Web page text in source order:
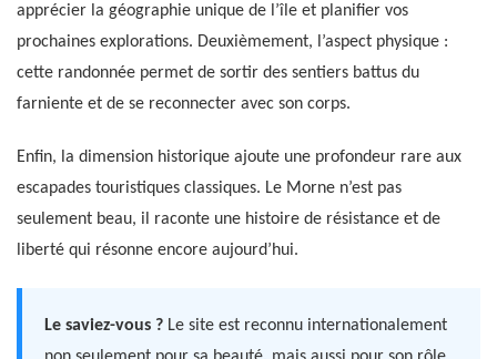
apprécier la géographie unique de l’île et planifier vos
prochaines explorations. Deuxièmement, l’aspect physique :
cette randonnée permet de sortir des sentiers battus du
farniente et de se reconnecter avec son corps.
Enfin, la dimension historique ajoute une profondeur rare aux
escapades touristiques classiques. Le Morne n’est pas
seulement beau, il raconte une histoire de résistance et de
liberté qui résonne encore aujourd’hui.
Le saviez-vous ? Le site est reconnu internationalement